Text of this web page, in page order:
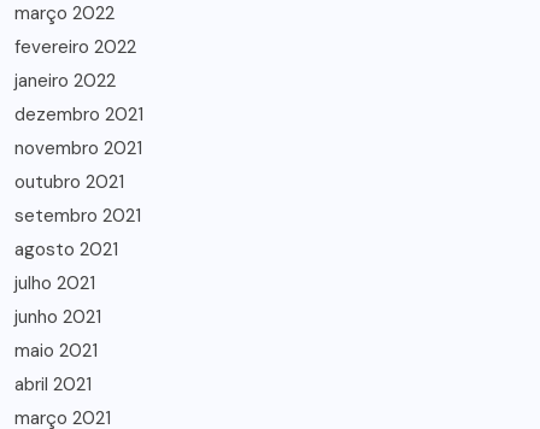
março 2022
fevereiro 2022
janeiro 2022
dezembro 2021
novembro 2021
outubro 2021
setembro 2021
agosto 2021
julho 2021
junho 2021
maio 2021
abril 2021
março 2021